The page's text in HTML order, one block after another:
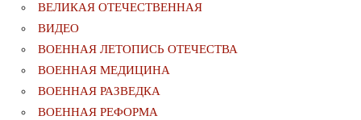
ВЕЛИКАЯ ОТЕЧЕСТВЕННАЯ
ВИДЕО
ВОЕННАЯ ЛЕТОПИСЬ ОТЕЧЕСТВА
ВОЕННАЯ МЕДИЦИНА
ВОЕННАЯ РАЗВЕДКА
ВОЕННАЯ РЕФОРМА